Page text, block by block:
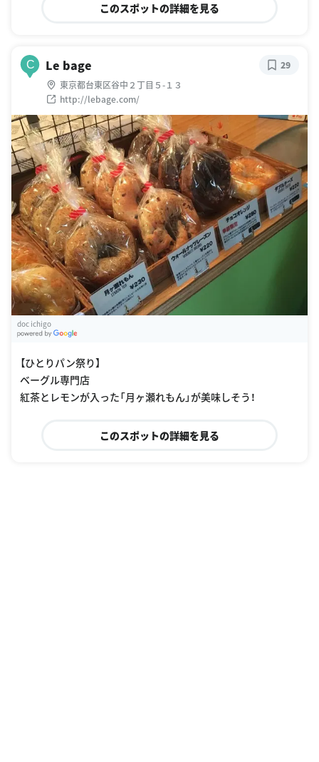
このスポットの詳細を見る
C Le bage
東京都台東区谷中２丁目５-１３
http://lebage.com/
29
doc ichigo
【ひとりパン祭り】
ベーグル専門店
紅茶とレモンが入った「月ヶ瀬れもん」が美味しそう！
このスポットの詳細を見る